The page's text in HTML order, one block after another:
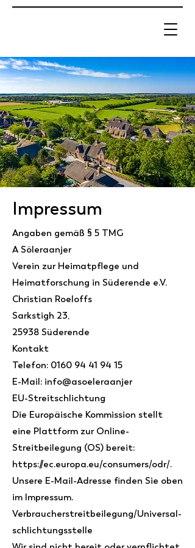
Impressum
Angaben gemäß § 5 TMG
A Söleraanjer
Verein zur Heimatpflege und
Heimatforschung in Süderende e.V.
Christian Roeloffs
Sarkstigh 23,
25938 Süderende
Kontakt
Telefon: ‭0160 94 41 94 15
E-Mail: info@asoeleraanjer
EU-Streitschlichtung
Die Europäische Kommission stellt
eine Plattform zur Online-
Streitbeilegung (OS) bereit:
https://ec.europa.eu/consumers/odr/.
Unsere E-Mail-Adresse finden Sie oben
im Impressum.
Verbraucher­streit­beilegung/Universal­
schlichtungs­stelle